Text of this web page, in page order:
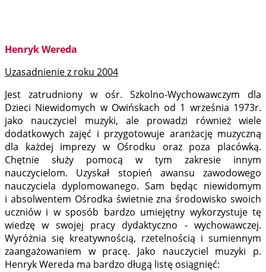
Henryk Wereda
Uzasadnienie z roku 2004
Jest zatrudniony w ośr. Szkolno-Wychowawczym dla
Dzieci Niewidomych w Owińskach od 1 września 1973r.
jako nauczyciel muzyki, ale prowadzi również wiele
dodatkowych zajęć i przygotowuje aranżację muzyczną
dla każdej imprezy w Ośrodku oraz poza placówką.
Chętnie służy pomocą w tym zakresie innym
nauczycielom. Uzyskał stopień awansu zawodowego
nauczyciela dyplomowanego. Sam będąc niewidomym
i absolwentem Ośrodka świetnie zna środowisko swoich
uczniów i w sposób bardzo umiejętny wykorzystuje tę
wiedzę w swojej pracy dydaktyczno - wycho­wawczej.
Wyróżnia się kreatywnością, rzetelnością i sumiennym
zaangażowaniem w pracę. Jako nauczyciel muzyki p.
Henryk Wereda ma bardzo długą listę osiągnięć: